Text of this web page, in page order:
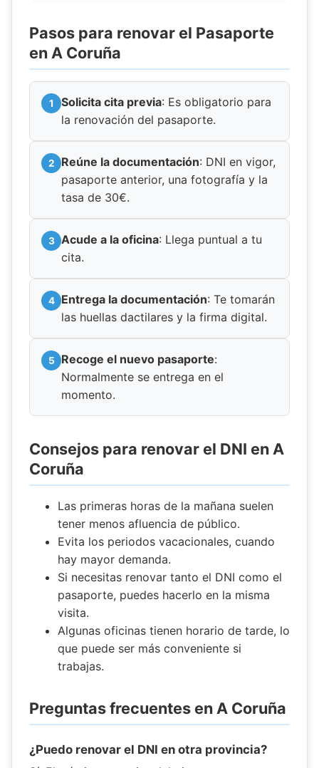
Pasos para renovar el Pasaporte
en A Coruña
Solicita cita previa: Es obligatorio para
la renovación del pasaporte.
Reúne la documentación: DNI en vigor,
pasaporte anterior, una fotografía y la
tasa de 30€.
Acude a la oficina: Llega puntual a tu
cita.
Entrega la documentación: Te tomarán
las huellas dactilares y la firma digital.
Recoge el nuevo pasaporte:
Normalmente se entrega en el
momento.
Consejos para renovar el DNI en A
Coruña
Las primeras horas de la mañana suelen
tener menos afluencia de público.
Evita los periodos vacacionales, cuando
hay mayor demanda.
Si necesitas renovar tanto el DNI como el
pasaporte, puedes hacerlo en la misma
visita.
Algunas oficinas tienen horario de tarde, lo
que puede ser más conveniente si
trabajas.
Preguntas frecuentes en A Coruña
¿Puedo renovar el DNI en otra provincia?